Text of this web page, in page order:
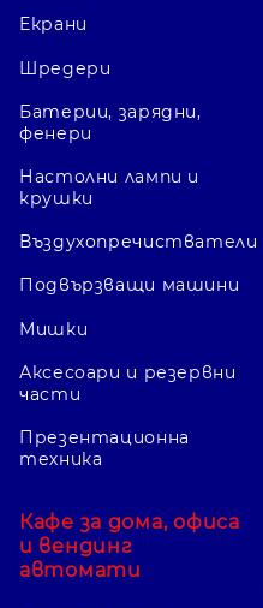
Екрани
Шредери
Батерии, зарядни,
фенери
Настолни лампи и
крушки
Въздухопречистватели
Подвързващи машини
Мишки
Аксесоари и резервни
части
Презентационна
техника
Кафе за дома, офиса
и вендинг
автомати